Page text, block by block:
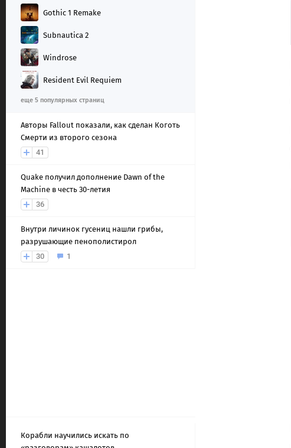
Gothic 1 Remake
Subnautica 2
Windrose
Resident Evil Requiem
еще 5 популярных страниц
Авторы Fallout показали, как сделан Коготь
Смерти из второго сезона
41
Quake получил дополнение Dawn of the
Machine в честь 30-летия
36
Внутри личинок гусениц нашли грибы,
разрушающие пенополистирол
30
1
Корабли научились искать по